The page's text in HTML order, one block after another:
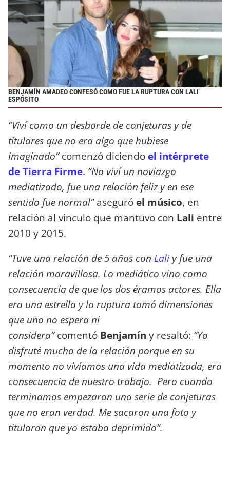
BENJAMÍN AMADEO CONFESÓ COMO FUE LA RUPTURA CON LALI
ESPÓSITO
“Viví como un desborde de conjeturas y de
titulares que no era algo que hubiese
imaginado”comenzó diciendo el intérprete
de Tierra Firme. “No viví un noviazgo
mediatizado, fue una relación feliz y en ese
sentido fue normal”aseguró el músico, en
relación al vinculo que mantuvo con Lali entre
2010 y 2015.
“Tuve una relación de 5 años con Lali y fue una
relación maravillosa. Lo mediático vino como
consecuencia de que los dos éramos actores. Ella
era una estrella y la ruptura tomó dimensiones
que uno no espera ni
considera”comentó Benjamín y resaltó: “Yo
disfruté mucho de la relación porque en su
momento no vivíamos una vida mediatizada, era
consecuencia de nuestro trabajo. Pero cuando
terminamos empezaron una serie de conjeturas
que no eran verdad. Me sacaron una foto y
titularon que yo estaba deprimido”.